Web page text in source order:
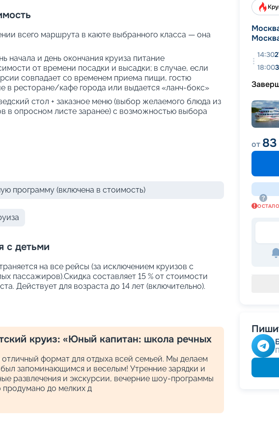
всего маршрута в каюте выбранного класса — она
начала и день окончания круиза питание
от времени посадки и высадки; в случае, если
совпадает со временем приема пищи, гостю
в ресторане/кафе города или выдается «ланч-бокс»
стол + заказное меню (выбор желаемого блюда из
в опросном листе заранее) с возможностью выбора
программу (включена в стоимость)
с детьми
на все рейсы (за исключением круизов с
пассажиров).Скидка составляет 15 % от стоимости
Действует для возраста до 14 лет (включительно).
круиз: «Юный капитан: школа речных
формат для отдыха всей семьей. Мы делаем
запоминающимся и веселым! Утренние зарядки и
развлечения и экскурсии, вечерние шоу-программы
продумано до мелких д
14:30
18:00
от